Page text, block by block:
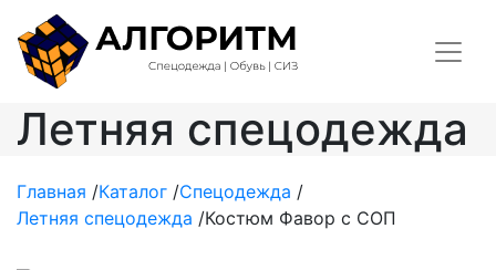
Летняя спецодежда
Главная /Каталог /Спецодежда /
Летняя спецодежда /Костюм Фавор с СОП